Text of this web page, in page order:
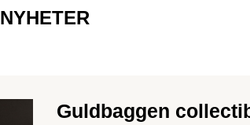
NYHETER
Guldbaggen